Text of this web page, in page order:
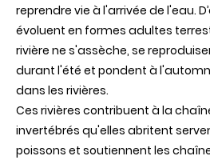
reprendre vie à l'arrivée de l'eau.
évoluent en formes adultes
rivière ne s'assèche, se
durant l'été et pondent à
dans les rivières.
Ces rivières contribuent à la
invertébrés qu'elles abritent
poissons et soutiennent les